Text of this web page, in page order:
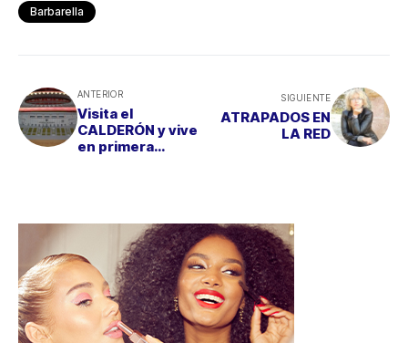
Barbarella
ANTERIOR
Visita el
CALDERÓN y vive
en primera
SIGUIENTE
ATRAPADOS EN
LA RED